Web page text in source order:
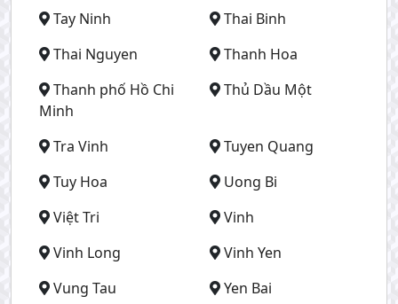
Tay Ninh
Thai Binh
Thai Nguyen
Thanh Hoa
Thanh phố Hồ Chi
Minh
Thủ Dầu Một
Tra Vinh
Tuyen Quang
Tuy Hoa
Uong Bi
Việt Tri
Vinh
Vinh Long
Vinh Yen
Vung Tau
Yen Bai